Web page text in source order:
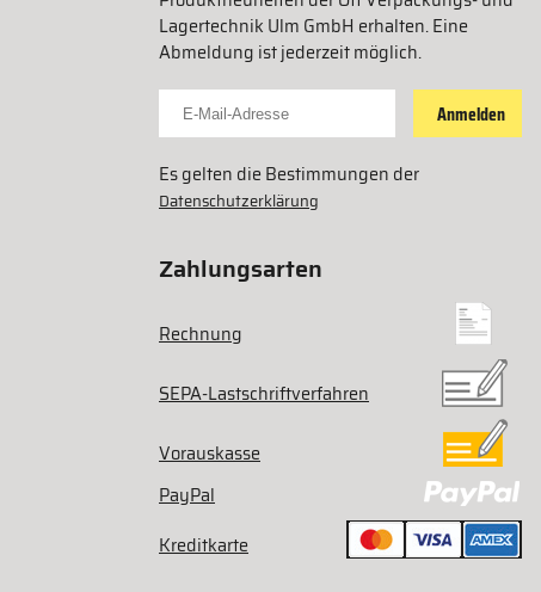
Lagertechnik Ulm GmbH erhalten. Eine
Abmeldung ist jederzeit möglich.
Für Newsletter anmelden
Anmelden
Es gelten die Bestimmungen der
Datenschutzerklärung
Zahlungsarten
Rechnung
SEPA-Lastschriftverfahren
Vorauskasse
PayPal
Kreditkarte